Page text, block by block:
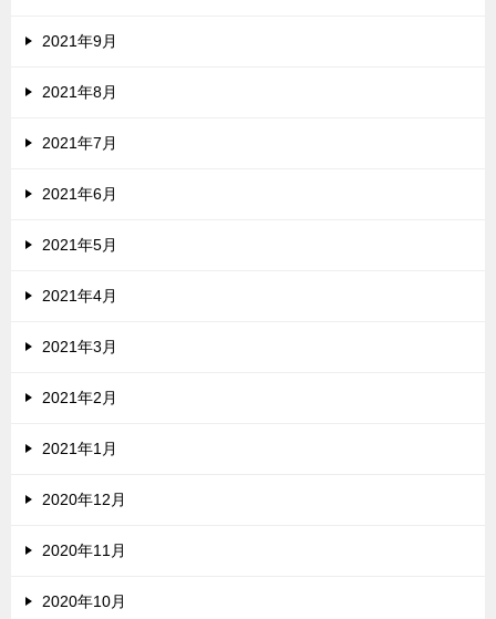
2021年9月
2021年8月
2021年7月
2021年6月
2021年5月
2021年4月
2021年3月
2021年2月
2021年1月
2020年12月
2020年11月
2020年10月